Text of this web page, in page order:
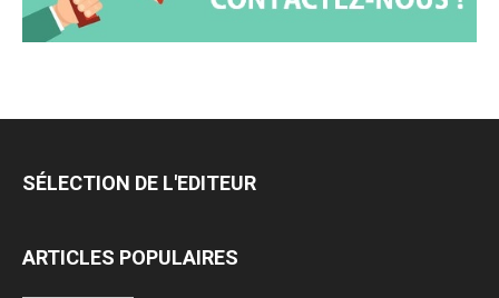
SÉLECTION DE L'EDITEUR
ARTICLES POPULAIRES